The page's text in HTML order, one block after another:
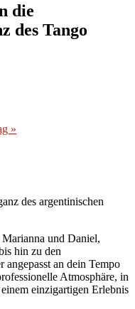
die
des Tango
»
des argentinischen
und Daniel,
hin zu den
angepasst an dein Tempo
Atmosphäre, in
einzigartigen Erlebnis